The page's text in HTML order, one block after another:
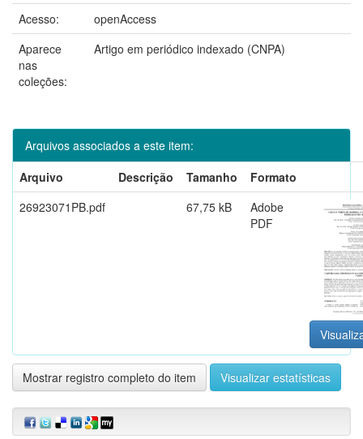
Acesso:
openAccess
Aparece
nas
coleções:
Artigo em periódico indexado (CNPA)
Arquivos associados a este item:
Arquivo
Descrição Tamanho
Formato
26923071PB.pdf
67,75 kB
Adobe
PDF
Mostrar registro completo do item Visualizar estatísticas